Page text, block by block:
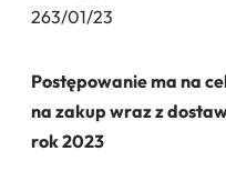
263/01/23
Postępowanie ma na
na zakup wraz z
rok 2023